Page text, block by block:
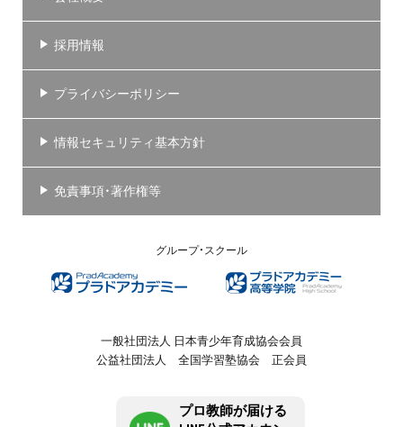
採用情報
プライバシーポリシー
情報セキュリティ基本方針
免責事項・著作権等
グループ・スクール
一般社団法人 日本青少年育成協会会員
公益社団法人 全国学習塾協会 正会員
プロ教師が届ける